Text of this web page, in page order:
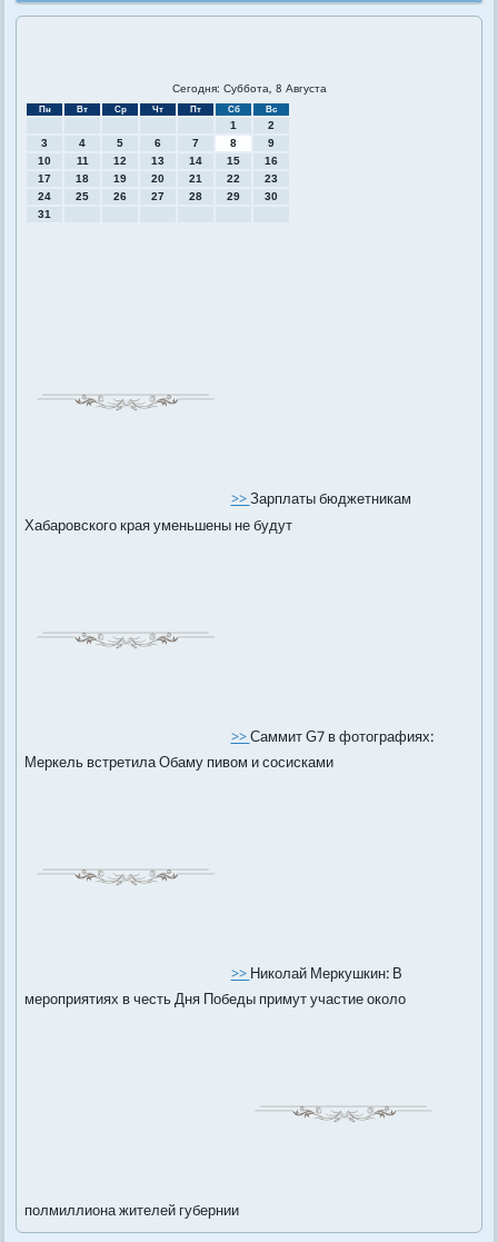
Сегодня: Суббота, 8 Августа
Пн Вт Ср Чт Пт Сб Вс
1
2
3
4 5 6 7 8
9
10
11 12 13 14 15
16
17
18 19 20 21 22
23
24
25 26 27 28 29
30
31
>>Зарплаты бюджетникам
Хабаровского края уменьшены не будут
>>Саммит G7 в фотографиях:
Меркель встретила Обаму пивом и сосисками
>>Николай Меркушкин: В
мероприятиях в честь Дня Победы примут участие около
полмиллиона жителей губернии